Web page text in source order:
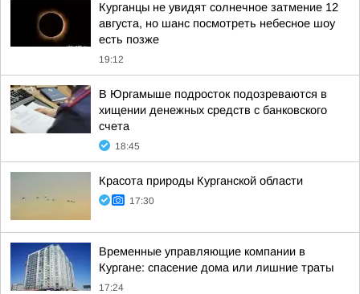
Курганцы не увидят солнечное затмение 12
августа, но шанс посмотреть небесное шоу
есть позже
19:12
В Юргамыше подросток подозреваются в
хищении денежных средств с банковского
счета
18:45
Красота природы Курганской области
17:30
Временные управляющие компании в
Кургане: спасение дома или лишние траты
17:24